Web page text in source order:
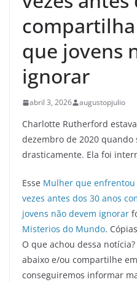
que jovens
ignorar
abril 3, 2026 augustopjulio
Charlotte Rutherford
dezembro de 2020 quando
drasticamente. Ela foi
Esse Mulher que
vezes antes dos 30 anos
jovens não devem ignorar
Misterios do Mundo.
O que achou dessa
abaixo e/ou compartilhe
conseguiremos informar